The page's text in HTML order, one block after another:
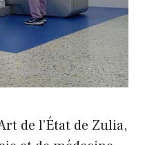
de l’État de Zulia,